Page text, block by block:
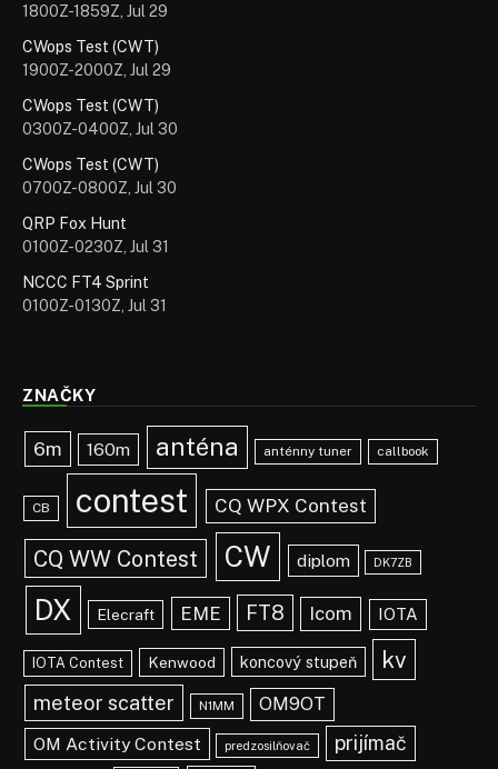
1800Z-1859Z, Jul 29
CWops Test (CWT)
1900Z-2000Z, Jul 29
CWops Test (CWT)
0300Z-0400Z, Jul 30
CWops Test (CWT)
0700Z-0800Z, Jul 30
QRP Fox Hunt
0100Z-0230Z, Jul 31
NCCC FT4 Sprint
0100Z-0130Z, Jul 31
ZNAČKY
6m 160m anténa anténny tuner callbook
CB contest CQ WPX Contest
CQ WW Contest CW diplom DK7ZB
DX Elecraft EME FT8 Icom IOTA
IOTA Contest Kenwood koncový stupeň kv
meteor scatter N1MM
OM9OT
OM Activity Contest
predzosilňovač prijímač